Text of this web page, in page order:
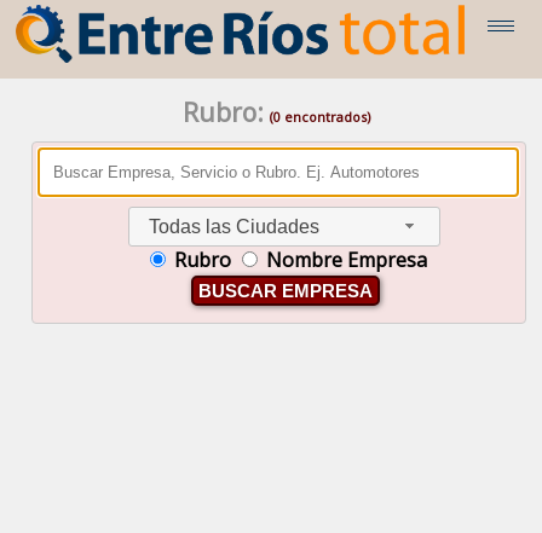
Rubro: (0 encontrados)
Todas las Ciudades
Rubro Nombre Empresa
BUSCAR EMPRESA